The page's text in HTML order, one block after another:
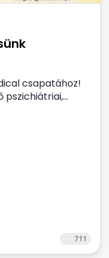
csapatához!
711